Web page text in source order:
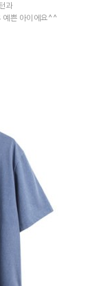
과
예쁜 아이에요^^